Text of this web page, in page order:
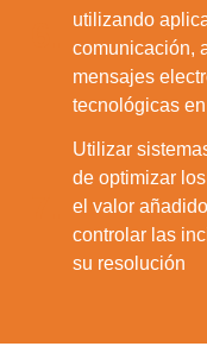
utilizando
comunicación,
mensajes
tecnológicas
Utilizar
de optimizar
el valor
controlar las
su resolución